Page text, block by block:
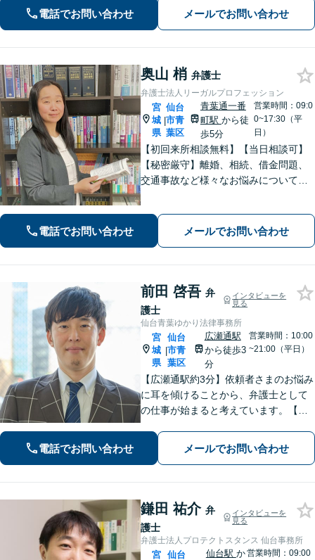
決まで対応・サポートします【土曜日
も営業】交通事故や刑事事件のご相談
電話でお問い合わせ メールでお問い合わせ
奥山 梢 弁護士
弁護士法人リーガルプロフェッション
宮
城
県
|
仙台
市青
葉区
青葉通一番
町駅 から徒
歩5分
営業時間：09:0
0~17:30（平
日）
【初回来所相談無料】【当日相談可】
【秘密厳守】離婚、相続、借金問題、
交通事故など様々なお悩みについて、
軽にご相談下さい。
電話でお問い合わせ メールでお問い合わせ
前田 啓吾 弁
護士
インタビューを
見る
仙台青葉ゆかり法律事務所
宮
城
県
|
仙台
市青
葉区
広瀬通駅
から徒歩3
分
営業時間：10:00
~21:00（平日）
【広瀬通駅約3分】依頼者さまのお悩み
に耳を傾けることから、弁護士として
の仕事が始まると考えています。【離
など男性からのご依頼多数【相続・遺
言】遺産分割などスムーズに解決【初
電話でお問い合わせ メールでお問い合わせ
鎌田 祐介 弁
護士
インタビューを
見る
弁護士法人プロテクトスタンス 仙台事務所
宮 仙台 仙台駅 か営業時間：09:00